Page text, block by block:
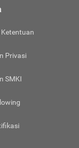
Privasi
SMKI